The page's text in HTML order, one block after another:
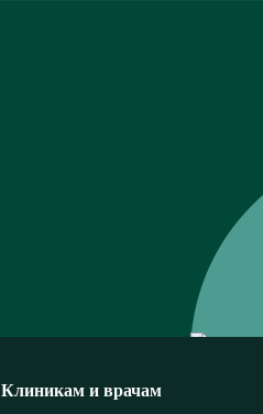
Клиникам и врачам